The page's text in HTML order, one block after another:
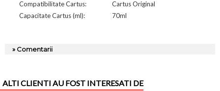
Compatibilitate Cartus:
Cartus Original
Capacitate Cartus (ml):
70ml
» Comentarii
ALTI CLIENTI AU FOST INTERESATI DE